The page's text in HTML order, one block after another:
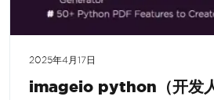
2025年4月17日
imageio python（开发人